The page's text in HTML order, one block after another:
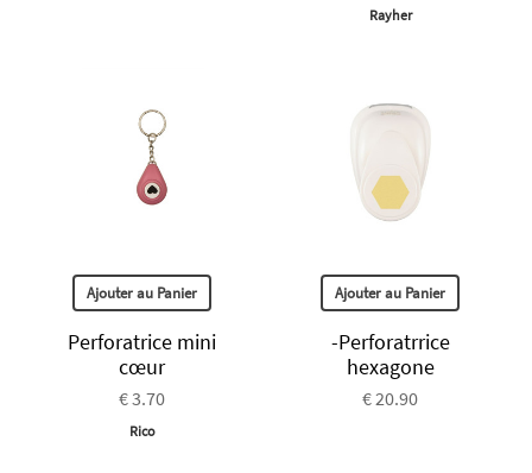
Rayher
Ajouter au Panier
Perforatrice mini
cœur
€ 3.70
Rico
Ajouter au Panier
-Perforatrrice
hexagone
€ 20.90